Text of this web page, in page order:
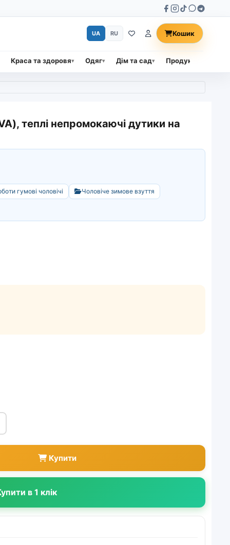
Краса та здоровя Одяг Дім та сад Продукти
UA RU Кошик
теплі непромокаючі дутики на
гумові чоловічі
Чоловіче зимове взуття
Купити
в 1 клік